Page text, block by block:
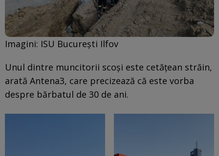
Imagini: ISU Bucureşti Ilfov
Unul dintre muncitorii scoşi este cetățean străin,
arată Antena3, care precizează că este vorba
despre bărbatul de 30 de ani.